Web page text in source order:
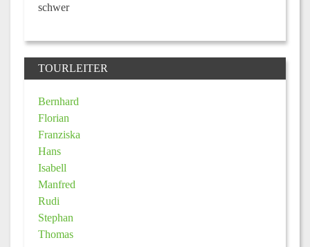
schwer
TOURLEITER
Bernhard
Florian
Franziska
Hans
Isabell
Manfred
Rudi
Stephan
Thomas